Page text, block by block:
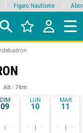
Alt : 76m
DIM
09
-
LUN
10
- -
MAR
11
- -
Figaro Nautisme